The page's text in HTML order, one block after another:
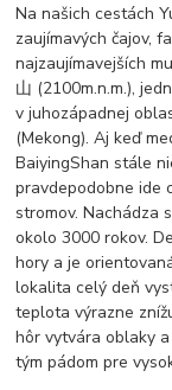
Na našich cestách
zaujímavých čajov,
najzaujímavejších
山 (2100m.n.m.),
v juhozápadnej
(Mekong). Aj keď
BaiyingShan stále
pravdepodobne ide
stromov. Nachádza
okolo 3000 rokov.
hory a je
lokalita celý deň
teplota výrazne
hôr vytvára oblaky
tým pádom pre